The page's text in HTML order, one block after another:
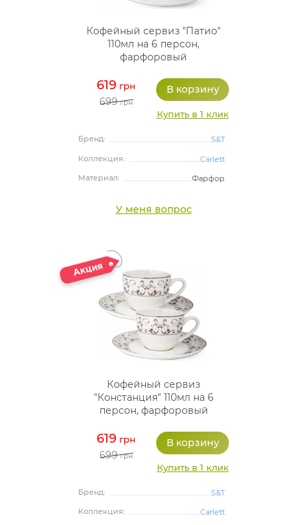
Кофейный сервиз "Патио"
110мл на 6 персон,
фарфоровый
619грн
699грн
Купить в 1 клик
Бренд:
S&T
Коллекция:
Carlett
Материал:
Фарфор
У меня вопрос
Кофейный сервиз
"Констанция" 110мл на 6
персон, фарфоровый
619грн
699грн
Купить в 1 клик
Бренд:
S&T
Коллекция:
Carlett